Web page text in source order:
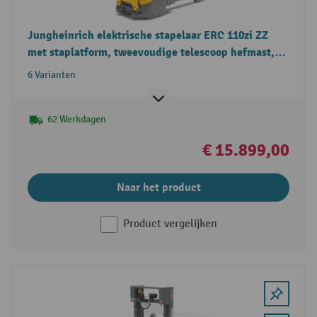
Jungheinrich elektrische stapelaar ERC 110zi ZZ
met staplatform, tweevoudige telescoop hefmast,
draagvermogen 1.000 kg
6 Varianten
62 Werkdagen
€ 15.899,00
Naar het product
Product vergelijken